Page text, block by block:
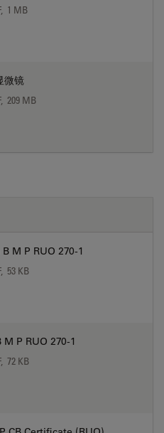
1 MB
微镜
209 MB
M P RUO 270-1
53 KB
P RUO 270-1
72 KB